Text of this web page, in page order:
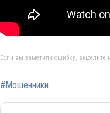
Если вы заметили ошибку, выделите
#Мошенники